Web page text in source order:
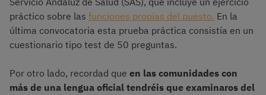
práctico sobre las funciones propias del puesto. En la
última convocatoria esta prueba práctica consistía en un
cuestionario tipo test de 50 preguntas.
Por otro lado, recordad que en las comunidades con
más de una lengua oficial tendréis que examinaros del